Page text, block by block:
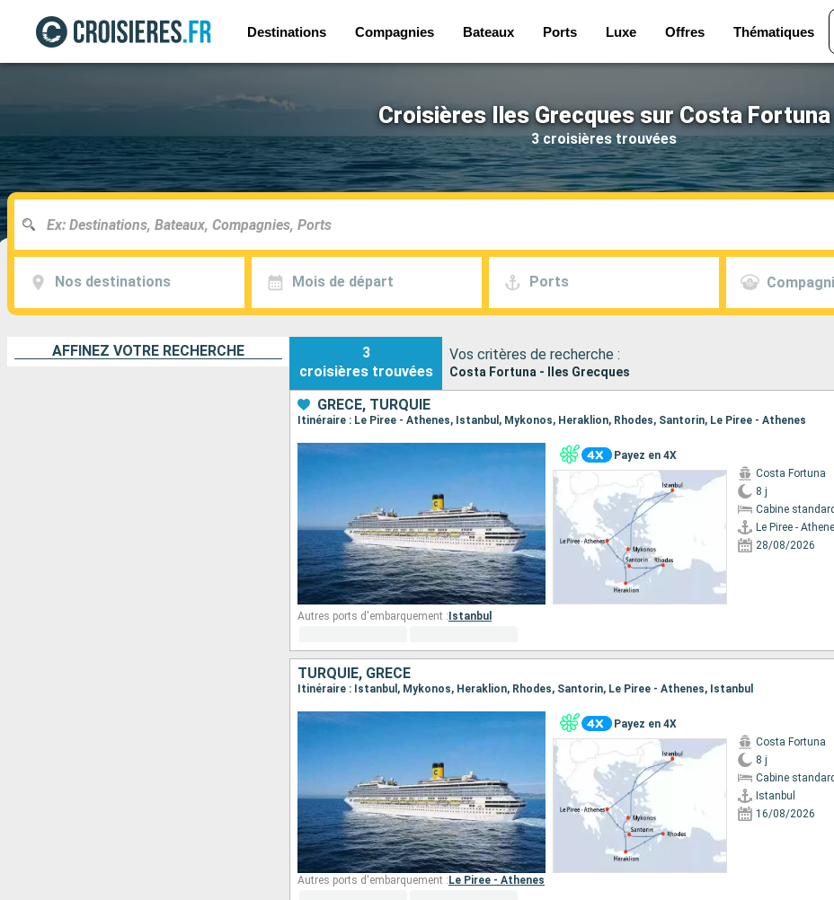
Destinations Compagnies Bateaux Ports Luxe Offres Thématiques
Croisières Iles Grecques sur Costa Fortuna
3 croisières trouvées
Nos destinations Mois de départ Ports
AFFINEZ VOTRE RECHERCHE
3
croisières trouvées
Vos critères de recherche :
Costa Fortuna - Iles Grecques
GRÈCE, TURQUIE
Itinéraire : Le Piree - Athenes, Istanbul, Mykonos, Heraklion, Rhodes, Santorin, Le Piree - Athenes
Payez en 4X
Costa Fortuna
8 j
Cabine standard
Le Piree -
28/08/2026
Autres ports d'embarquement : Istanbul
TURQUIE, GRÈCE
Itinéraire : Istanbul, Mykonos, Heraklion, Rhodes, Santorin, Le Piree - Athenes, Istanbul
Payez en 4X
Costa Fortuna
8 j
Cabine standard
Istanbul
16/08/2026
Autres ports d'embarquement : Le Piree - Athenes